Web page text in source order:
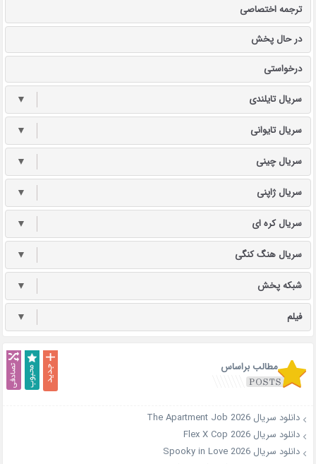
ترجمه اختصاصی
در حال پخش
درخواستی
سریال تایلندی ▼
سریال تایوانی ▼
سریال چینی ▼
سریال ژاپنی ▼
سریال کره ای ▼
سریال هنگ کنگی ▼
شبکه پخش ▼
فیلم ▼
مطالب براساس
دانلود سریال The Apartment Job 2026
دانلود سریال Flex X Cop 2026
دانلود سریال Spooky in Love 2026